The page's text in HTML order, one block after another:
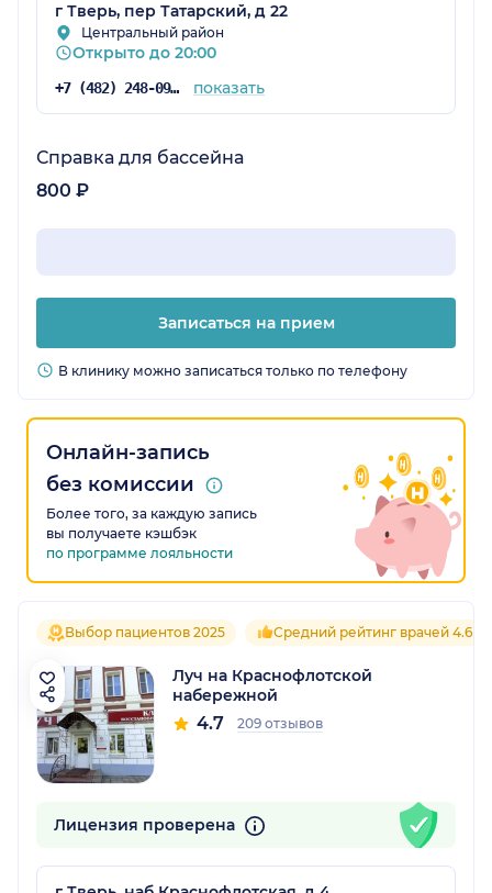
г Тверь, пер Татарский, д 22
Центральный район
Открыто до 20:00
+7 (482) 248-09-72 показать
Справка для бассейна
800 ₽
Записаться на прием
В клинику можно записаться только по телефону
Онлайн-запись
без комиссии
Более того, за каждую запись
вы получаете кэшбэк
по программе лояльности
Выбор пациентов 2025 Средний рейтинг врачей 4.6
Луч на Краснофлотской
набережной
4.7 209 отзывов
Лицензия проверена